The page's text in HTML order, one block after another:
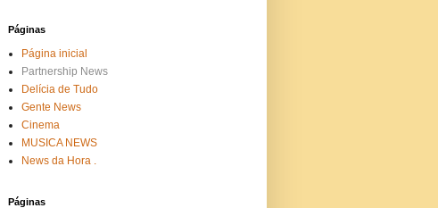
Páginas
Página inicial
Partnership News
Delícia de Tudo
Gente News
Cinema
MUSICA NEWS
News da Hora .
Páginas